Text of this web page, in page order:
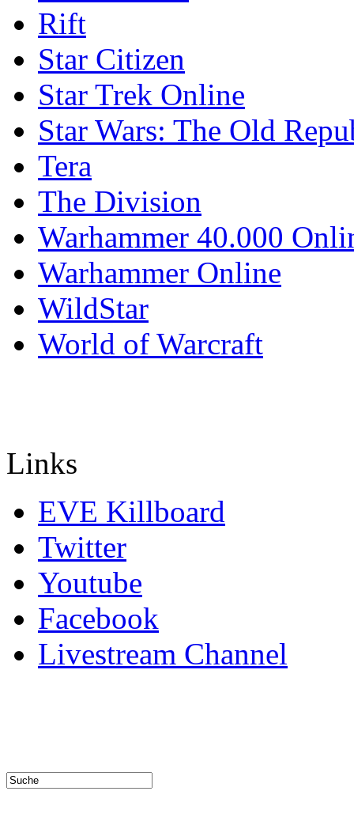
Rift
Star Citizen
Star Trek Online
Star Wars: The Old
Tera
The Division
Warhammer 40.000
Warhammer Online
WildStar
World of Warcraft
Links
EVE Killboard
Twitter
Youtube
Facebook
Livestream Channel